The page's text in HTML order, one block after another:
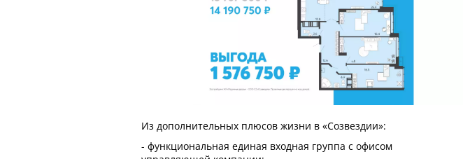
Из дополнительных плюсов жизни в «Созвездии»:
- функциональная единая входная группа с офисом